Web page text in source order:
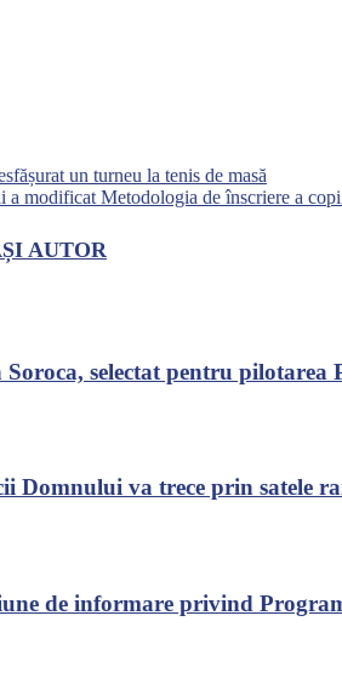
un turneu la tenis de masă
a modificat Metodologia de înscriere a
AUTOR
selectat pentru
Domnului va trece prin satele
de informare privind